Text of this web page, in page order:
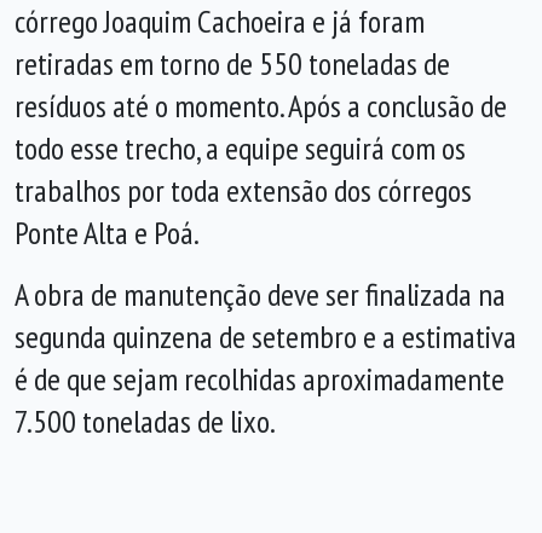
córrego Joaquim Cachoeira e já foram
retiradas em torno de 550 toneladas de
resíduos até o momento. Após a conclusão de
todo esse trecho, a equipe seguirá com os
trabalhos por toda extensão dos córregos
Ponte Alta e Poá.
A obra de manutenção deve ser finalizada na
segunda quinzena de setembro e a estimativa
é de que sejam recolhidas aproximadamente
7.500 toneladas de lixo.